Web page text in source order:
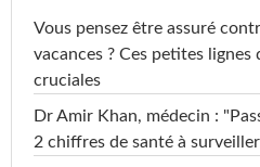
Vous pensez être assuré
vacances ? Ces petites
cruciales
Dr Amir Khan, médecin :
2 chiffres de santé à